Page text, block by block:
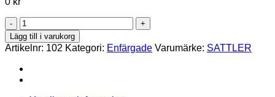
314
033
mängd
Lägg till i varukorg
Artikelnr: 102 Kategori: Enfärgade Varumärke: SATTLER